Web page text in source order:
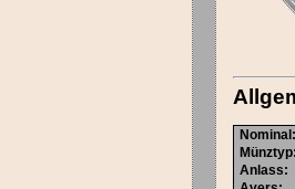
Nominal
Münztyp
Anlass: